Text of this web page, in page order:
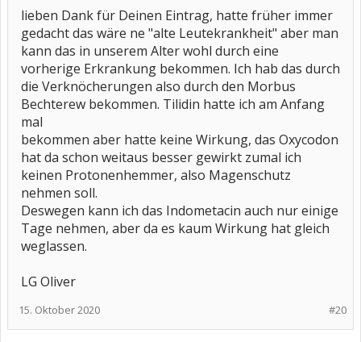
lieben Dank für Deinen Eintrag, hatte früher immer
gedacht das wäre ne "alte Leutekrankheit" aber man
kann das in unserem Alter wohl durch eine
vorherige Erkrankung bekommen. Ich hab das durch
die Verknöcherungen also durch den Morbus
Bechterew bekommen. Tilidin hatte ich am Anfang
mal
bekommen aber hatte keine Wirkung, das Oxycodon
hat da schon weitaus besser gewirkt zumal ich
keinen Protonenhemmer, also Magenschutz
nehmen soll.
Deswegen kann ich das Indometacin auch nur einige
Tage nehmen, aber da es kaum Wirkung hat gleich
weglassen.
LG Oliver
#20
15. Oktober 2020